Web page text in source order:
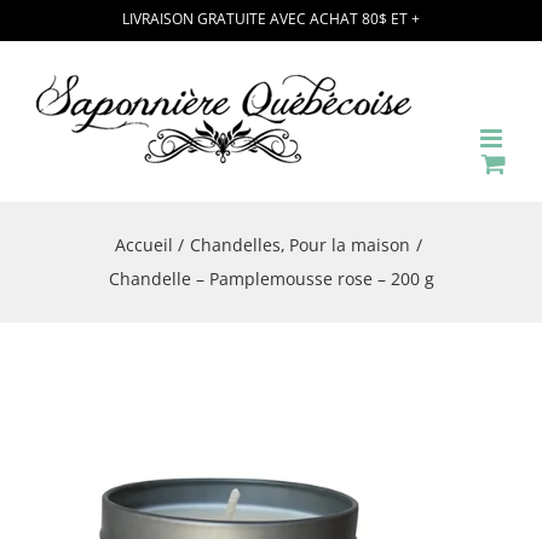
contenu
LIVRAISON GRATUITE AVEC ACHAT 80$ ET +
Accueil Chandelles Pour la maison
Chandelle – Pamplemousse rose – 200 g